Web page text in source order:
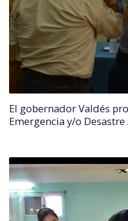
El gobernador Valdés
Emergencia y/o